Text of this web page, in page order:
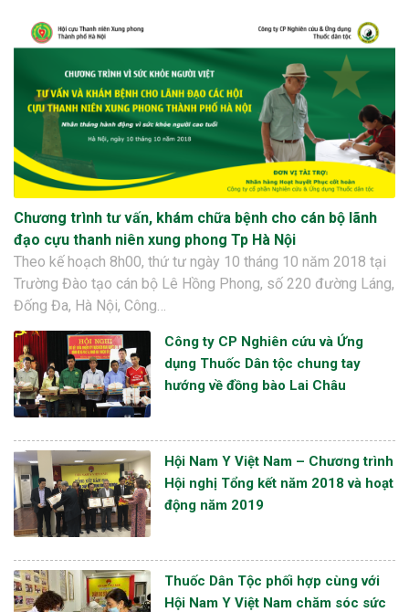
Chương trình tư vấn, khám chữa bệnh cho cán bộ lãnh
đạo cựu thanh niên xung phong Tp Hà Nội
Theo kế hoạch 8h00, thứ tư ngày 10 tháng 10 năm 2018 tại
Trường Đào tạo cán bộ Lê Hồng Phong, số 220 đường Láng,
Đống Đa, Hà Nội, Công…
Công ty CP Nghiên cứu và Ứng
dụng Thuốc Dân tộc chung tay
hướng về đồng bào Lai Châu
Hội Nam Y Việt Nam – Chương trình
Hội nghị Tổng kết năm 2018 và hoạt
động năm 2019
Thuốc Dân Tộc phối hợp cùng với
Hội Nam Y Việt Nam chăm sóc sức